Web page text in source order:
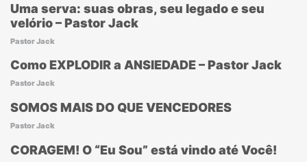
Uma serva: suas obras, seu legado e seu
velório – Pastor Jack
Pastor Jack
Como EXPLODIR a ANSIEDADE – Pastor Jack
Pastor Jack
SOMOS MAIS DO QUE VENCEDORES
Pastor Jack
CORAGEM! O “Eu Sou” está vindo até Você!